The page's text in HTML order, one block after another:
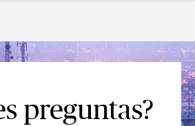
preguntas?